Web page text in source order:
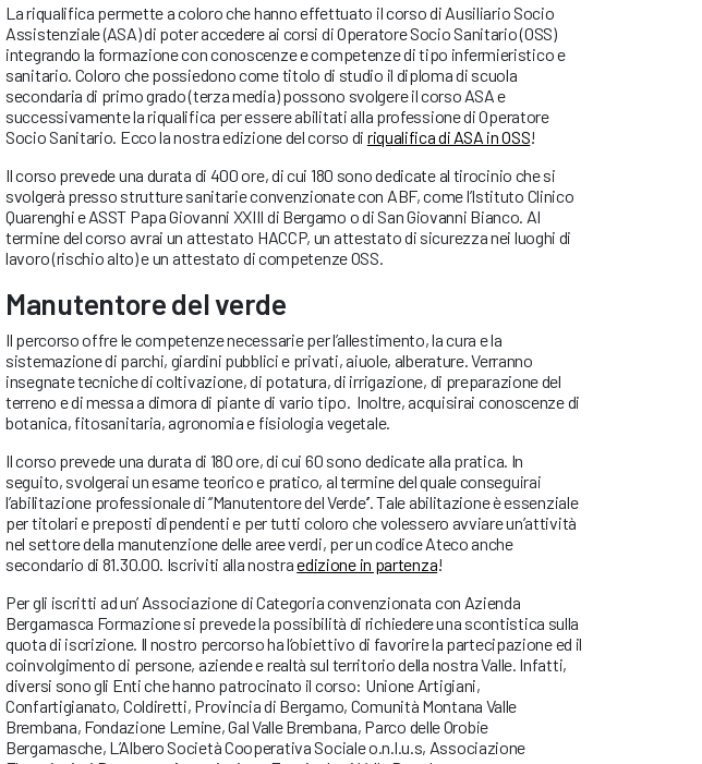
La riqualifica permette a coloro che hanno effettuato il corso di Ausiliario Socio
Assistenziale (ASA) di poter accedere ai corsi di Operatore Socio Sanitario (OSS)
integrando la formazione con conoscenze e competenze di tipo infermieristico e
sanitario. Coloro che possiedono come titolo di studio il diploma di scuola
secondaria di primo grado (terza media) possono svolgere il corso ASA e
successivamente la riqualifica per essere abilitati alla professione di Operatore
Socio Sanitario. Ecco la nostra edizione del corso di riqualifica di ASA in OSS!
Il corso prevede una durata di 400 ore, di cui 180 sono dedicate al tirocinio che si
svolgerà presso strutture sanitarie convenzionate con ABF, come l’Istituto Clinico
Quarenghi e ASST Papa Giovanni XXIII di Bergamo o di San Giovanni Bianco. Al
termine del corso avrai un attestato HACCP, un attestato di sicurezza nei luoghi di
lavoro (rischio alto) e un attestato di competenze OSS.
Manutentore del verde
Il percorso offre le competenze necessarie per l’allestimento, la cura e la
sistemazione di parchi, giardini pubblici e privati, aiuole, alberature. Verranno
insegnate tecniche di coltivazione, di potatura, di irrigazione, di preparazione del
terreno e di messa a dimora di piante di vario tipo. Inoltre, acquisirai conoscenze di
botanica, fitosanitaria, agronomia e fisiologia vegetale.
Il corso prevede una durata di 180 ore, di cui 60 sono dedicate alla pratica. In
seguito, svolgerai un esame teorico e pratico, al termine del quale conseguirai
l’abilitazione professionale di ‘’Manutentore del Verde’’. Tale abilitazione è essenziale
per titolari e preposti dipendenti e per tutti coloro che volessero avviare un’attività
nel settore della manutenzione delle aree verdi, per un codice Ateco anche
secondario di 81.30.00. Iscriviti alla nostraedizione in partenza!
Per gli iscritti ad un’ Associazione di Categoria convenzionata con Azienda
Bergamasca Formazione si prevede la possibilità di richiedere una scontistica sulla
quota di iscrizione. Il nostro percorso ha l’obiettivo di favorire la partecipazione ed il
coinvolgimento di persone, aziende e realtà sul territorio della nostra Valle. Infatti,
diversi sono gli Enti che hanno patrocinato il corso: Unione Artigiani,
Confartigianato, Coldiretti, Provincia di Bergamo, Comunità Montana Valle
Brembana, Fondazione Lemine, Gal Valle Brembana, Parco delle Orobie
Bergamasche, L’Albero Società Cooperativa Sociale o.n.l.u.s, Associazione